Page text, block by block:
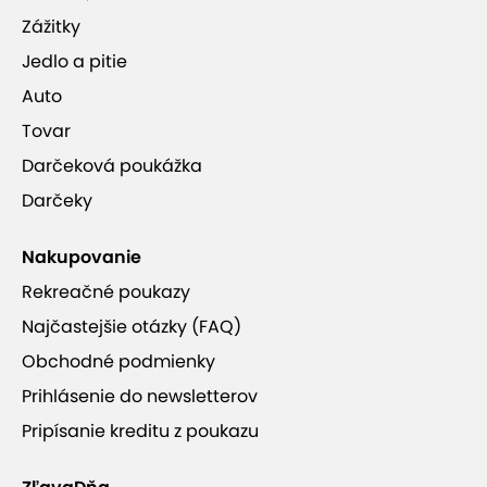
masáže: reflexná, lymfatická, masáž
lávovými kameňmi
bankovanie, taiping, prístrojová lymfodrenáž
Zážitky
Jedlo a pitie
Auto
Tovar
Darčeková poukážka
Darčeky
Nakupovanie
Rekreačné poukazy
Najčastejšie otázky (FAQ)
Obchodné podmienky
Prihlásenie do newsletterov
Pripísanie kreditu z poukazu